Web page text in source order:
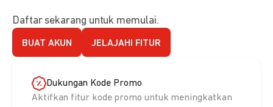
Daftar sekarang untuk memulai.
BUAT AKUN JELAJAHI FITUR
Dukungan Kode Promo
Aktifkan fitur kode promo untuk meningkatkan